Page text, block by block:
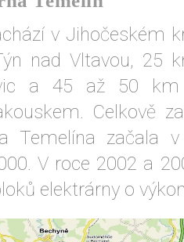
v Jihočeském
nad Vltavou, 25
a 45 až 50
Celkově
Temelína začala
V roce 2002 a
elektrárny o